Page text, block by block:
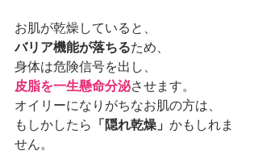
お肌が乾燥していると、
バリア機能が落ちるため、
身体は危険信号を出し、
皮脂を一生懸命分泌させます。
オイリーになりがちなお肌の方は、
もしかしたら 「隠れ乾燥」 かもしれま
せん。